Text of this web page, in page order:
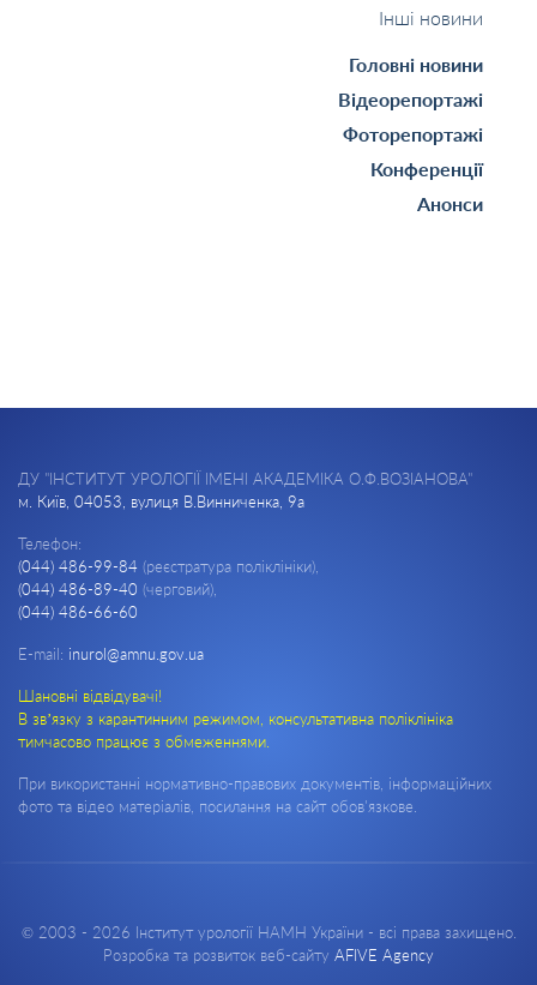
Інші новини
Головні новини
Відеорепортажі
Фоторепортажі
Конференції
Анонси
ДУ "ІНСТИТУТ УРОЛОГІЇ ІМЕНІ АКАДЕМІКА О.Ф.ВОЗІАНОВА"
м. Київ, 04053, вулиця В.Винниченка, 9а
Телефон:
(044) 486-99-84 (реєстратура поліклініки),
(044) 486-89-40 (черговий),
(044) 486-66-60
E-mail: inurol@amnu.gov.ua
Шановні відвідувачі!
В зв’язку з карантинним режимом, консультативна поліклініка
тимчасово працює з обмеженнями.
При використанні нормативно-правових документів, інформаційних
фото та відео матеріалів, посилання на сайт обов'язкове.
© 2003 - 2026 Інститут урології НАМН України - всі права захищено.
Розробка та розвиток веб-сайту AFIVE Agency